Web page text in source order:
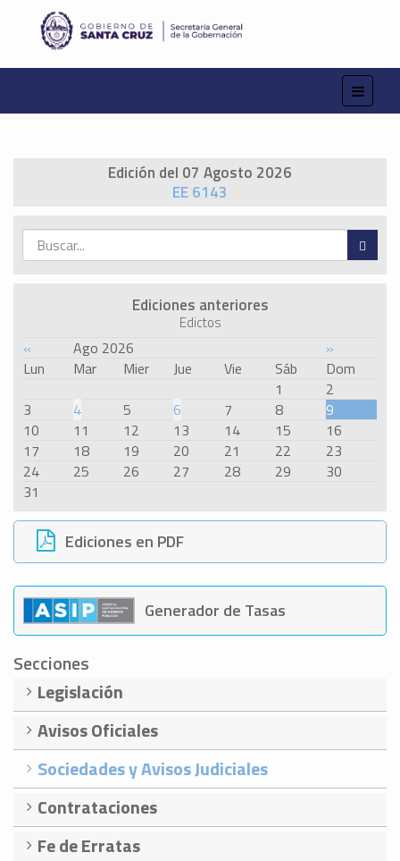
Edición del 07 Agosto 2026
EE 6143
Ediciones anteriores
Edictos
« Ago 2026
»
Lun
Mar Mier Jue Vie Sáb
Dom
1
2
3
4 5 6 7 8
9
10
11 12 13 14 15
16
17
18 19 20 21 22
23
24
25 26 27 28 29
30
31
Ediciones en PDF
Generador de Tasas
Secciones
Legislación
Avisos Oficiales
Sociedades y Avisos Judiciales
Contrataciones
Fe de Erratas